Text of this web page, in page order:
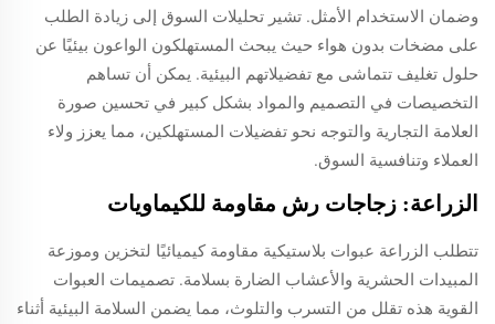
وضمان الاستخدام الأمثل. تشير تحليلات السوق إلى زيادة الطلب
على مضخات بدون هواء حيث يبحث المستهلكون الواعون بيئيًا عن
حلول تغليف تتماشى مع تفضيلاتهم البيئية. يمكن أن تساهم
التخصيصات في التصميم والمواد بشكل كبير في تحسين صورة
العلامة التجارية والتوجه نحو تفضيلات المستهلكين، مما يعزز ولاء
العملاء وتنافسية السوق.
الزراعة: زجاجات رش مقاومة للكيماويات
تتطلب الزراعة عبوات بلاستيكية مقاومة كيميائيًا لتخزين وموزعة
المبيدات الحشرية والأعشاب الضارة بسلامة. تصميمات العبوات
القوية هذه تقلل من التسرب والتلوث، مما يضمن السلامة البيئية أثناء